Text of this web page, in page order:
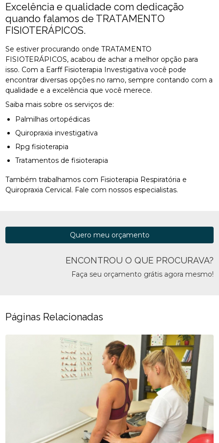
Excelência e qualidade com dedicação
quando falamos de TRATAMENTO
FISIOTERÁPICOS.
Se estiver procurando onde TRATAMENTO
FISIOTERÁPICOS, acabou de achar a melhor opção para
isso. Com a Earff Fisioterapia Investigativa você pode
encontrar diversas opções no ramo, sempre contando com a
qualidade e a excelência que você merece.
Saiba mais sobre os serviços de:
Palmilhas ortopédicas
Quiropraxia investigativa
Rpg fisioterapia
Tratamentos de fisioterapia
Também trabalhamos com Fisioterapia Respiratória e
Quiropraxia Cervical. Fale com nossos especialistas.
ENCONTROU O QUE PROCURAVA?
Faça seu orçamento grátis agora mesmo!
Quero meu orçamento
Páginas Relacionadas